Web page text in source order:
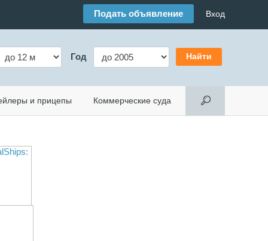
Подать объявление Вход
Год
и прицепы Коммерческие суда